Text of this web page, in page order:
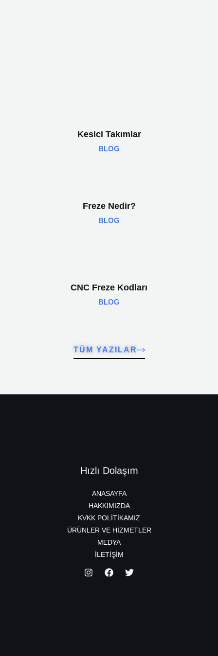
Kesici Takımlar
BLOG
Freze Nedir?
BLOG
CNC Freze Kodları
BLOG
TÜM YAZILAR
Hızlı Dolaşım
ANASAYFA
HAKKIMIZDA
KVKK POLİTİKAMIZ
ÜRÜNLER VE HİZMETLER
MEDYA
İLETİŞİM